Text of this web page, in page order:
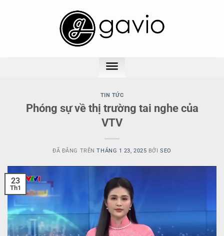
TIN TỨC
Phóng sự về thị trường tai nghe của
VTV
ĐÃ ĐĂNG TRÊNTHÁNG 1 23, 2025 BỞISEO
23
Th1